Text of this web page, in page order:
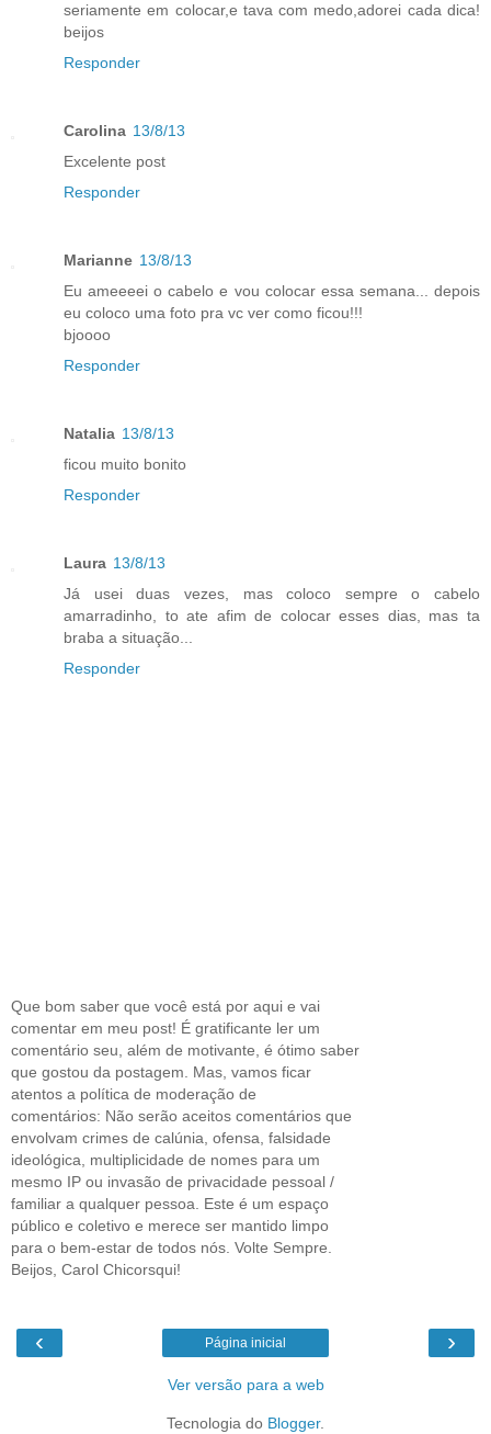
seriamente em colocar,e tava com medo,adorei cada dica!
beijos
Responder
Carolina 13/8/13
Excelente post
Responder
Marianne 13/8/13
Eu ameeeei o cabelo e vou colocar essa semana... depois
eu coloco uma foto pra vc ver como ficou!!!
bjoooo
Responder
Natalia 13/8/13
ficou muito bonito
Responder
Laura 13/8/13
Já usei duas vezes, mas coloco sempre o cabelo
amarradinho, to ate afim de colocar esses dias, mas ta
braba a situação...
Responder
Que bom saber que você está por aqui e vai
comentar em meu post! É gratificante ler um
comentário seu, além de motivante, é ótimo saber
que gostou da postagem. Mas, vamos ficar
atentos a política de moderação de
comentários: Não serão aceitos comentários que
envolvam crimes de calúnia, ofensa, falsidade
ideológica, multiplicidade de nomes para um
mesmo IP ou invasão de privacidade pessoal /
familiar a qualquer pessoa. Este é um espaço
público e coletivo e merece ser mantido limpo
para o bem-estar de todos nós. Volte Sempre.
Beijos, Carol Chicorsqui!
‹ ›
Página inicial
Ver versão para a web
Tecnologia do Blogger.